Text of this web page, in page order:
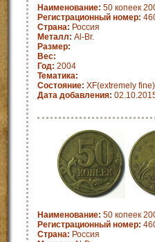
Наименование: 50 копеек
Регистрационный номер:
Страна: Россия
Металл: Al-Br.
Размер:
Вес:
Год: 2004
Тематика:
Состояние: XF(extremely fine)
Дата добавления:
Наименование: 50 копеек
Регистрационный номер:
Страна: Россия